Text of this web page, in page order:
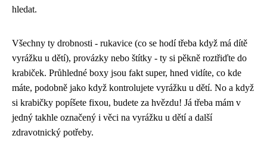
hledat.
Všechny ty drobnosti - rukavice (co se hodí třeba když má dítě
vyrážku u dětí), provázky nebo štítky - ty si pěkně roztřiďte do
krabiček. Průhledné boxy jsou fakt super, hned vidíte, co kde
máte, podobně jako když kontrolujete vyrážku u dětí. No a když
si krabičky popíšete fixou, budete za hvězdu! Já třeba mám v
jedný takhle označený i věci na vyrážku u dětí a další
zdravotnický potřeby.